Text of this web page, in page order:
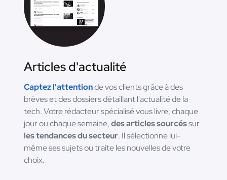
Articles d'actualité
Captez l'attentionde vos clients grâce à des
brèves et des dossiers détaillant l'actualité de la
tech. Votre rédacteur spécialisé vous livre, chaque
jour ou chaque semaine,des articles sourcéssur
les tendances du secteur. Il sélectionne lui-
même ses sujets ou traite les nouvelles de votre
choix.